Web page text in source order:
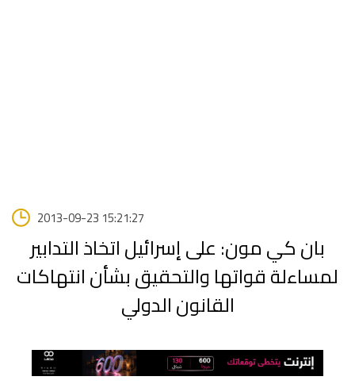
2013-09-23 15:21:27
بان كي مون: على إسرائيل اتخاذ التدابير
لمساءلة قواتها والتحقيق بشأن انتهاكات
القانون الدولي